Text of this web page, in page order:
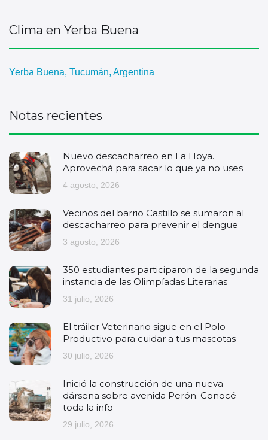
Clima en Yerba Buena
Yerba Buena, Tucumán, Argentina
Notas recientes
Nuevo descacharreo en La Hoya.
Aprovechá para sacar lo que ya no uses
4 agosto, 2026
Vecinos del barrio Castillo se sumaron al
descacharreo para prevenir el dengue
3 agosto, 2026
350 estudiantes participaron de la segunda
instancia de las Olimpíadas Literarias
31 julio, 2026
El tráiler Veterinario sigue en el Polo
Productivo para cuidar a tus mascotas
30 julio, 2026
Inició la construcción de una nueva
dársena sobre avenida Perón. Conocé
toda la info
29 julio, 2026